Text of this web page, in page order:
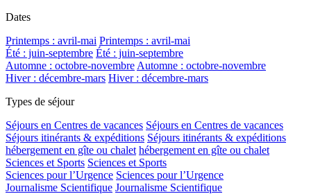
Dates
Printemps : avril-mai Printemps : avril-mai
Été : juin-septembre Été : juin-septembre
Automne : octobre-novembre Automne : octobre-novembre
Hiver : décembre-mars Hiver : décembre-mars
Types de séjour
Séjours en Centres de vacances Séjours en Centres de vacances
Séjours itinérants & expéditions Séjours itinérants & expéditions
hébergement en gîte ou chalet hébergement en gîte ou chalet
Sciences et Sports Sciences et Sports
Sciences pour l’Urgence Sciences pour l’Urgence
Journalisme Scientifique Journalisme Scientifique